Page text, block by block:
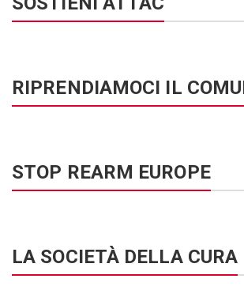
RIPRENDIAMOCI IL
STOP REARM EUROPE
LA SOCIETÀ DELLA CURA